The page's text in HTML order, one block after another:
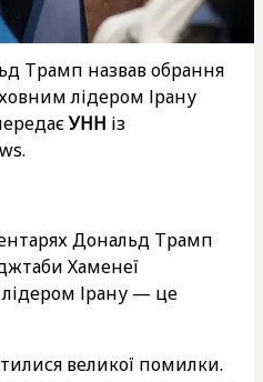
Трамп назвав обрання
лідером Ірану
УНН із
Дональд Трамп
Хаменеї
Ірану — це
великої помилки.